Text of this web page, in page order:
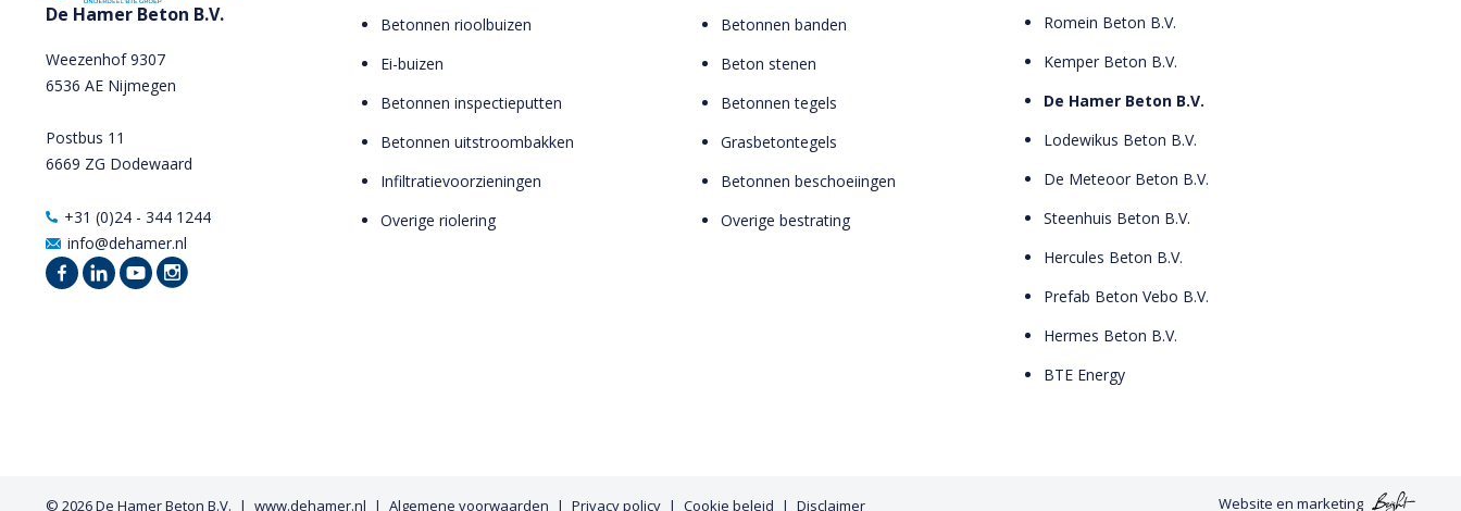
De Hamer Beton B.V.
Weezenhof 9307
6536 AE Nijmegen
Postbus 11
6669 ZG Dodewaard
+31 (0)24 - 344 1244
info@dehamer.nl
Betonnen rioolbuizen
Ei-buizen
Betonnen inspectieputten
Betonnen uitstroombakken
Infiltratievoorzieningen
Overige riolering
Betonnen banden
Beton stenen
Betonnen tegels
Grasbetontegels
Betonnen beschoeiingen
Overige bestrating
Romein Beton B.V.
Kemper Beton B.V.
De Hamer Beton B.V.
Lodewikus Beton B.V.
De Meteoor Beton B.V.
Steenhuis Beton B.V.
Hercules Beton B.V.
Prefab Beton Vebo B.V.
Hermes Beton B.V.
BTE Energy
© 2026De Hamer Beton B.V. www.dehamer.nl Algemene voorwaarden Privacy policy Cookie beleid Disclaimer Website en marketing